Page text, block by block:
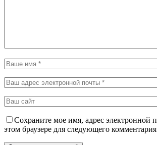
Сохраните мое имя, адрес электронной
этом браузере для следующего